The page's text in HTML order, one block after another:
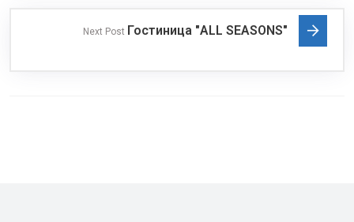
Next Post Гостиница "ALL SEASONS"